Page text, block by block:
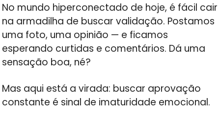
No mundo hiperconectado de hoje, é fácil cair
na armadilha de buscar validação. Postamos
uma foto, uma opinião — e ficamos
esperando curtidas e comentários. Dá uma
sensação boa, né?
Mas aqui está a virada: buscar aprovação
constante é sinal de imaturidade emocional.